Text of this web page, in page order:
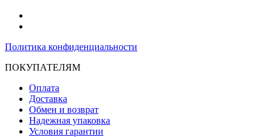
Политика конфиденциальности
ПОКУПАТЕЛЯМ
Оплата
Доставка
Обмен и возврат
Надежная упаковка
Условия гарантии